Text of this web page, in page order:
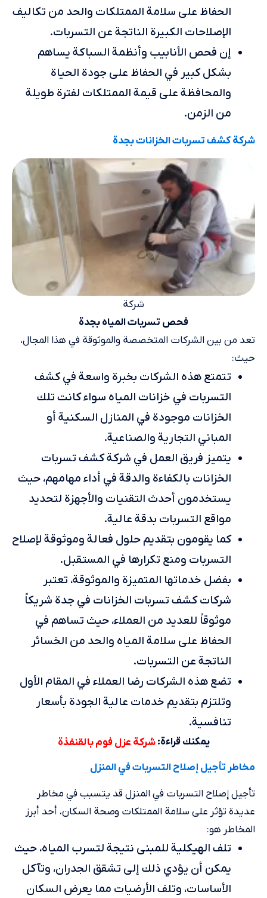
الحفاظ على سلامة الممتلكات والحد من تكاليف
الإصلاحات الكبيرة الناتجة عن التسربات.
إن فحص الأنابيب وأنظمة السباكة يساهم
بشكل كبير في الحفاظ على جودة الحياة
والمحافظة على قيمة الممتلكات لفترة طويلة
من الزمن.
شركة كشف تسربات الخزانات بجدة
شركة
فحص تسربات المياه بجدة
تعد من بين الشركات المتخصصة والموثوقة في هذا المجال،
حيث:
تتمتع هذه الشركات بخبرة واسعة في كشف
التسربات في خزانات المياه سواء كانت تلك
الخزانات موجودة في المنازل السكنية أو
المباني التجارية والصناعية.
يتميز فريق العمل في شركة كشف تسربات
الخزانات بالكفاءة والدقة في أداء مهامهم، حيث
يستخدمون أحدث التقنيات والأجهزة لتحديد
مواقع التسربات بدقة عالية.
كما يقومون بتقديم حلول فعالة وموثوقة لإصلاح
التسربات ومنع تكرارها في المستقبل.
بفضل خدماتها المتميزة والموثوقة، تعتبر
شركات كشف تسربات الخزانات في جدة شريكاً
موثوقاً للعديد من العملاء، حيث تساهم في
الحفاظ على سلامة المياه والحد من الخسائر
الناتجة عن التسربات.
تضع هذه الشركات رضا العملاء في المقام الأول
وتلتزم بتقديم خدمات عالية الجودة بأسعار
تنافسية.
يمكنك قراءة: شركة عزل فوم بالقنفذة
مخاطر تأجيل إصلاح التسربات في المنزل
تأجيل إصلاح التسربات في المنزل قد يتسبب في مخاطر
عديدة تؤثر على سلامة الممتلكات وصحة السكان، أحد أبرز
المخاطر هو:
تلف الهيكلية للمبنى نتيجة لتسرب المياه، حيث
يمكن أن يؤدي ذلك إلى تشقق الجدران، وتآكل
الأساسات، وتلف الأرضيات مما يعرض السكان